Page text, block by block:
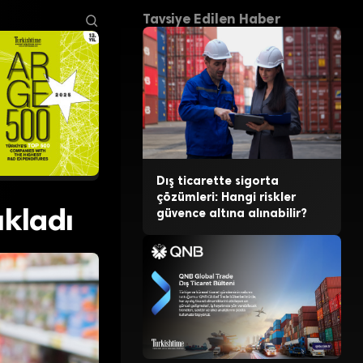
Tavsiye Edilen Haber
Dış ticarette sigorta
çözümleri: Hangi riskler
güvence altına alınabilir?